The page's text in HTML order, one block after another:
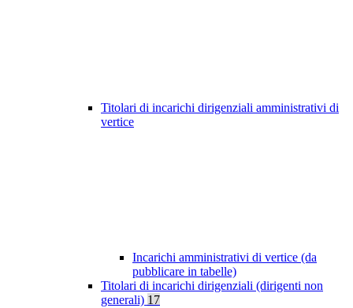
Titolari di incarichi dirigenziali amministrativi di
vertice
Incarichi amministrativi di vertice (da
pubblicare in tabelle)
Titolari di incarichi dirigenziali (dirigenti non
generali) 17